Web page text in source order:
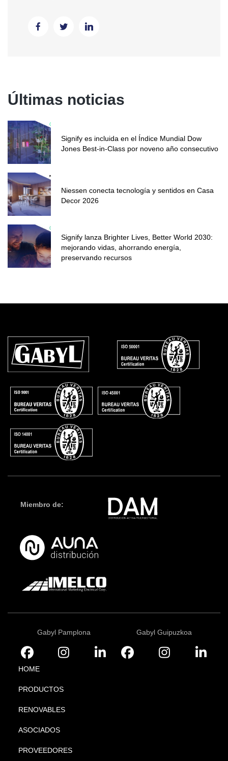
Últimas noticias
Signify es incluida en el Índice Mundial Dow
Jones Best-in-Class por noveno año consecutivo
Niessen conecta tecnología y sentidos en Casa
Decor 2026
Signify lanza Brighter Lives, Better World 2030:
mejorando vidas, ahorrando energía,
preservando recursos
Miembro de:
Gabyl Pamplona Gabyl Guipuzkoa
HOME
PRODUCTOS
RENOVABLES
ASOCIADOS
PROVEEDORES